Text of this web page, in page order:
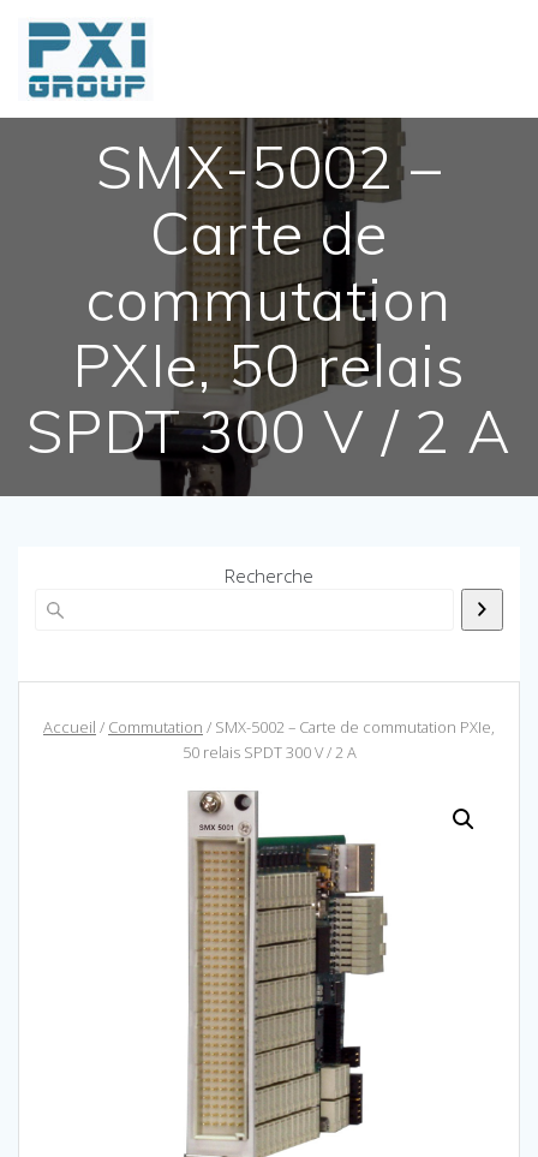
SMX-5002 –
Carte de
commutation
PXIe, 50 relais
SPDT 300 V / 2 A
Recherche
Accueil / Commutation / SMX-5002 – Carte de commutation PXIe,
50 relais SPDT 300 V / 2 A